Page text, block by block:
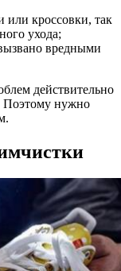
или кроссовки, так
ухода;
вредными
действительно
Поэтому нужно